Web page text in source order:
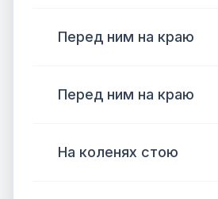
Перед ним на краю
Перед ним на краю
На коленях стою